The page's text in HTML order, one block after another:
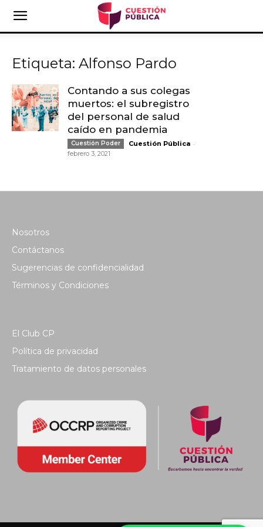
Etiqueta: Alfonso Pardo
Contando a sus colegas
muertos: el subregistro
del personal de salud
caído en pandemia
Cuestión Poder Cuestión Pública -
febrero 3, 2021
Nosotros
Contáctanos
Sugerencias de confidencialidad
Términos y Condiciones
El Club CP
Política de privacidad
Tratamiento de datos personales